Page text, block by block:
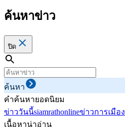
ค้นหาข่าว
ปิด
ค้นหา
คำค้นหายอดนิยม
ข่าววันนี้siamrathonlineข่าวการเมือง
เนื้อหาน่าอ่าน